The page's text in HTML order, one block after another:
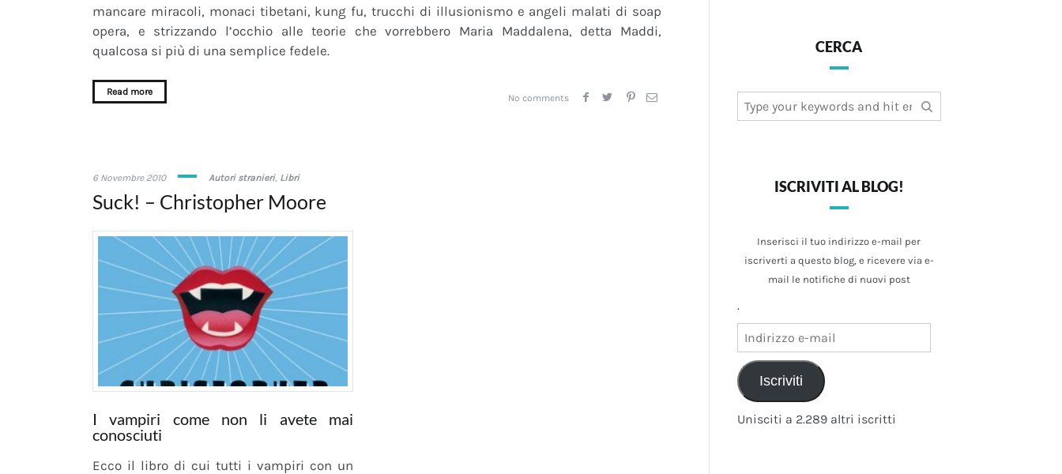
mancare miracoli, monaci tibetani, kung fu, trucchi di illusionismo e angeli malati di soap
opera, e strizzando l’occhio alle teorie che vorrebbero Maria Maddalena, detta Maddi,
qualcosa si più di una semplice fedele.
Read more
No comments
6 Novembre 201012
2019
Autori stranieri, Libri
Suck! – Christopher Moore
I vampiri come non li avete mai
conosciuti
Ecco il libro di cui tutti i vampiri con un
CERCA
for:
ISCRIVITI AL BLOG!
Inserisci il tuo indirizzo e-mail per
iscriverti a questo blog, e ricevere via e-
mail le notifiche di nuovi post
.
mail
Iscriviti
Unisciti a 2.289 altri iscritti